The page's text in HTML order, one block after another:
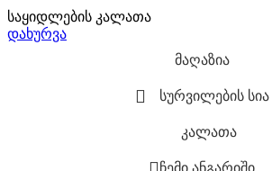
საყიდლების კალათა
დახურვა
მაღაზია
სურვილების სია
კალათა
ჩემი ანგარიში